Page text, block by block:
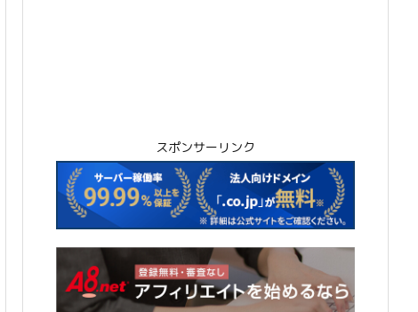
スポンサーリンク